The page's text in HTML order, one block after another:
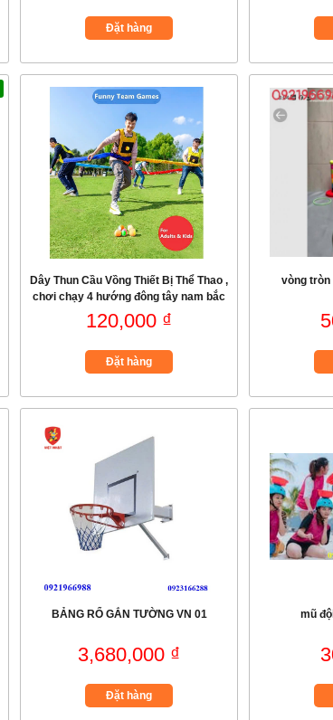
Đặt hàng
Dây Thun Cầu Vồng Thiết Bị Thể Thao ,
chơi chạy 4 hướng đông tây nam bắc
120,000 ₫
Đặt hàng
vòng tròn
BẢNG RỔ GẮN TƯỜNG VN 01
3,680,000 ₫
Đặt hàng
mũ